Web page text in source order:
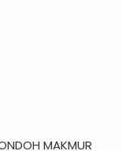
MAKMUR